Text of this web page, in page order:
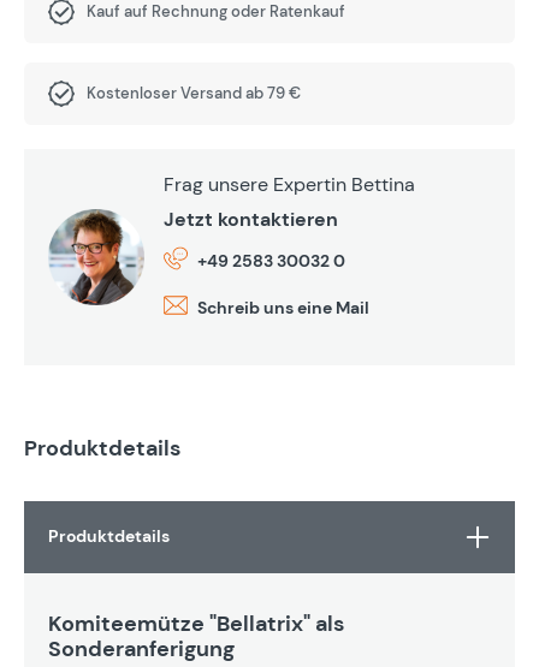
Kauf auf Rechnung oder Ratenkauf
Kostenloser Versand ab 79 €
Frag unsere Expertin Bettina
Jetzt kontaktieren
+49 2583 30032 0
Schreib uns eine Mail
Produktdetails
Produktdetails
Komiteemütze "Bellatrix" als
Sonderanferigung